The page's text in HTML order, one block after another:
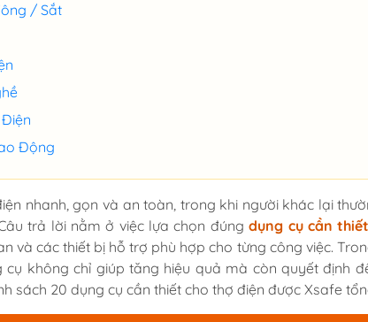
/ Sắt
Động
nhanh, gọn và an toàn, trong khi người khác lại
trả lời nằm ở việc lựa chọn đúngdụng cụ cần
và các thiết bị hỗ trợ phù hợp cho từng công việc.
cụ không chỉ giúp tăng hiệu quả mà còn quyết định
sách 20 dụng cụ cần thiết cho thợ điện được Xsafe